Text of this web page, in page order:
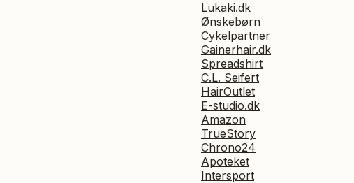
Lukaki.dk
Ønskebørn
Cykelpartner
Gainerhair.dk
Spreadshirt
C.L. Seifert
HairOutlet
E-studio.dk
Amazon
TrueStory
Chrono24
Apoteket
Intersport